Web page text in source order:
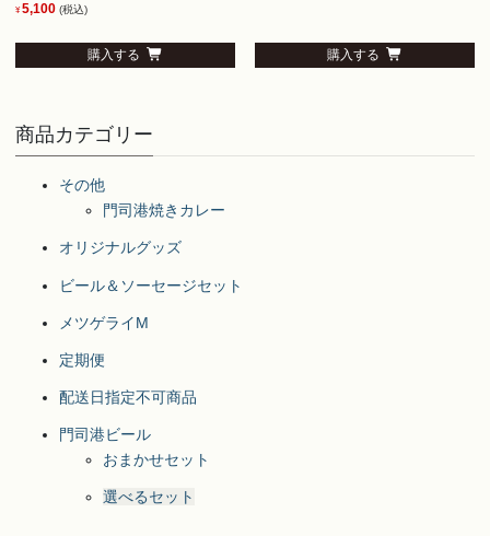
¥5,100 (税込)
購入する 購入する
商品カテゴリー
その他
門司港焼きカレー
オリジナルグッズ
ビール＆ソーセージセット
メツゲライM
定期便
配送日指定不可商品
門司港ビール
おまかせセット
選べるセット